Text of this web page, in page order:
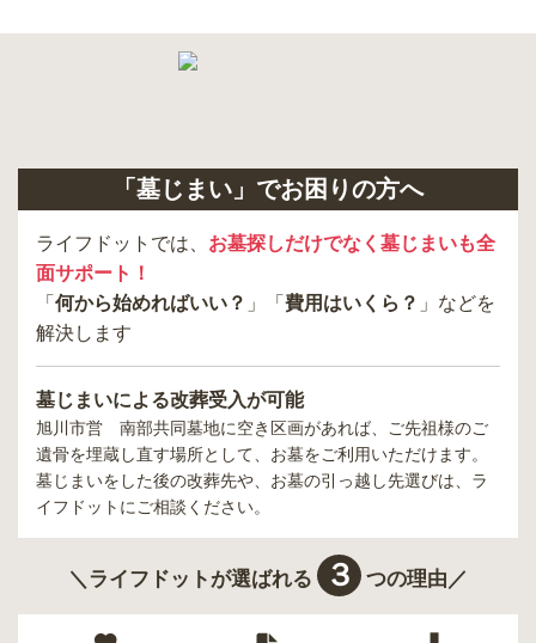
「墓じまい」でお困りの方へ
ライフドットでは、 お墓探しだけでなく墓じまいも全
面サポート！
「 何から始めればいい？ 」「 費用はいくら？ 」などを
解決します
墓じまいによる改葬受入が可能
旭川市営 南部共同墓地に空き区画があれば、ご先祖様のご
遺骨を埋蔵し直す場所として、お墓をご利用いただけます。
墓じまいをした後の改葬先や、お墓の引っ越し先選びは、ラ
イフドットにご相談ください。
＼ライフドットが選ばれる ３ つの理由／